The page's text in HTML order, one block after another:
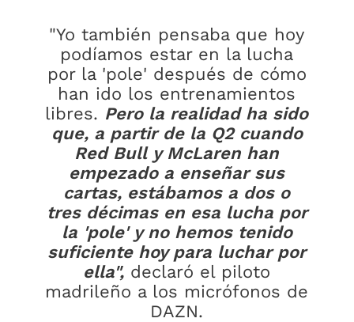
"Yo también pensaba que hoy
podíamos estar en la lucha
por la 'pole' después de cómo
han ido los entrenamientos
libres. Pero la realidad ha sido
que, a partir de la Q2 cuando
Red Bull y McLaren han
empezado a enseñar sus
cartas, estábamos a dos o
tres décimas en esa lucha por
la 'pole' y no hemos tenido
suficiente hoy para luchar por
ella", declaró el piloto
madrileño a los micrófonos de
DAZN.